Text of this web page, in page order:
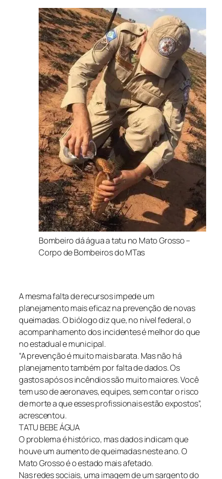
Bombeiro dá água a tatu no Mato Grosso –
Corpo de Bombeiros do MTas
A mesma falta de recursos impede um
planejamento mais eficaz na prevenção de novas
queimadas. O biólogo diz que, no nível federal, o
acompanhamento dos incidentes é melhor do que
no estadual e municipal.
“A prevenção é muito mais barata. Mas não há
planejamento também por falta de dados. Os
gastos após os incêndios são muito maiores. Você
tem uso de aeronaves, equipes, sem contar o risco
de morte a que esses profissionais estão expostos”,
acrescentou.
TATU BEBE ÁGUA
O problema é histórico, mas dados indicam que
houve um aumento de queimadas neste ano. O
Mato Grosso é o estado mais afetado.
Nas redes sociais, uma imagem de um sargento do